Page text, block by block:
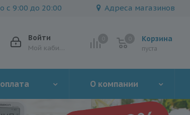
с 9:00 до 20:00 Адреса магазинов
Корзина
пуста
Войти
Мой кабинет
О компании